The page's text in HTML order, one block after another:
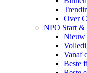
Over
NPO Start &
Nieuw
Vanaf
Beste